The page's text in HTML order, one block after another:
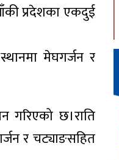
प्रदेशका एकदुई
मेघगर्जन र
गरिएको छ।राति
र चट्याङसहित